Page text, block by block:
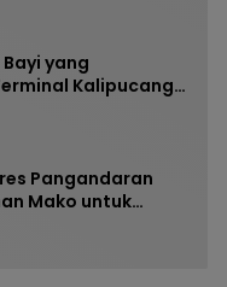
yang
Kalipucang
Pangandaran
Mako untuk
Personel